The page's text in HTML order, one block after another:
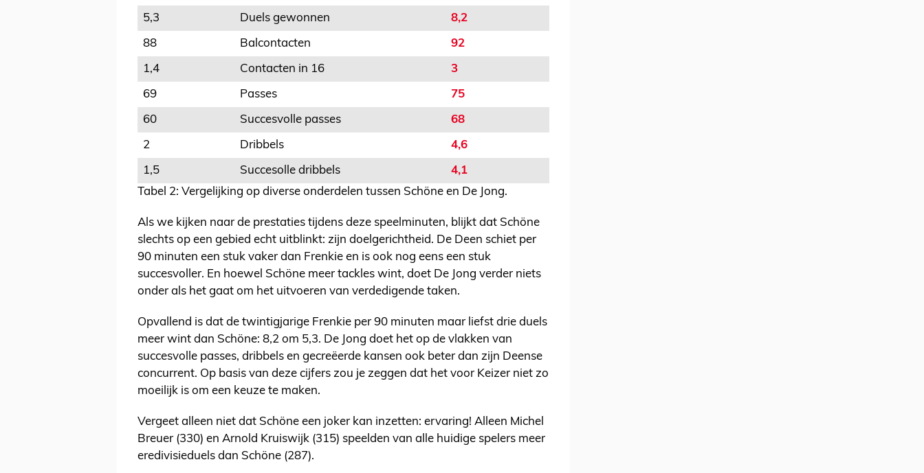
5,3 Duels gewonnen 8,2
88 Balcontacten 92
1,4 Contacten in 16 3
69 Passes 75
60 Succesvolle passes 68
2 Dribbels 4,6
1,5 Succesolle dribbels
4,1
Tabel 2: Vergelijking op diverse onderdelen tussen Schöne en De Jong.
Als we kijken naar de prestaties tijdens deze speelminuten, blijkt dat Schöne
slechts op een gebied echt uitblinkt: zijn doelgerichtheid. De Deen schiet per
90 minuten een stuk vaker dan Frenkie en is ook nog eens een stuk
succesvoller. En hoewel Schöne meer tackles wint, doet De Jong verder niets
onder als het gaat om het uitvoeren van verdedigende taken.
Opvallend is dat de twintigjarige Frenkie per 90 minuten maar liefst drie duels
meer wint dan Schöne: 8,2 om 5,3. De Jong doet het op de vlakken van
succesvolle passes, dribbels en gecreëerde kansen ook beter dan zijn Deense
concurrent. Op basis van deze cijfers zou je zeggen dat het voor Keizer niet zo
moeilijk is om een keuze te maken.
Vergeet alleen niet dat Schöne een joker kan inzetten: ervaring! Alleen Michel
Breuer (330) en Arnold Kruiswijk (315) speelden van alle huidige spelers meer
eredivisieduels dan Schöne (287).